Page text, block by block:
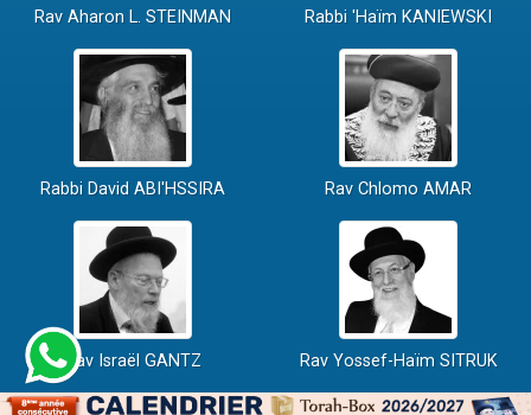
Rav Aharon L. STEINMAN Rabbi 'Haïm KANIEWSKI
Rabbi David ABI'HSSIRA Rav Chlomo AMAR
Rav Israël GANTZ Rav Yossef-Haïm SITRUK